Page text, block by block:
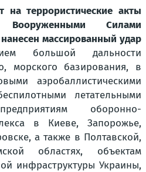
на террористические акты
Вооруженными Силами
массированный удар
большой дальности
морского базирования, в
аэробаллистическими
летательными
оборонно-
в Киеве, Запорожье,
а также в Полтавской,
областях, объектам
инфраструктуры Украины,